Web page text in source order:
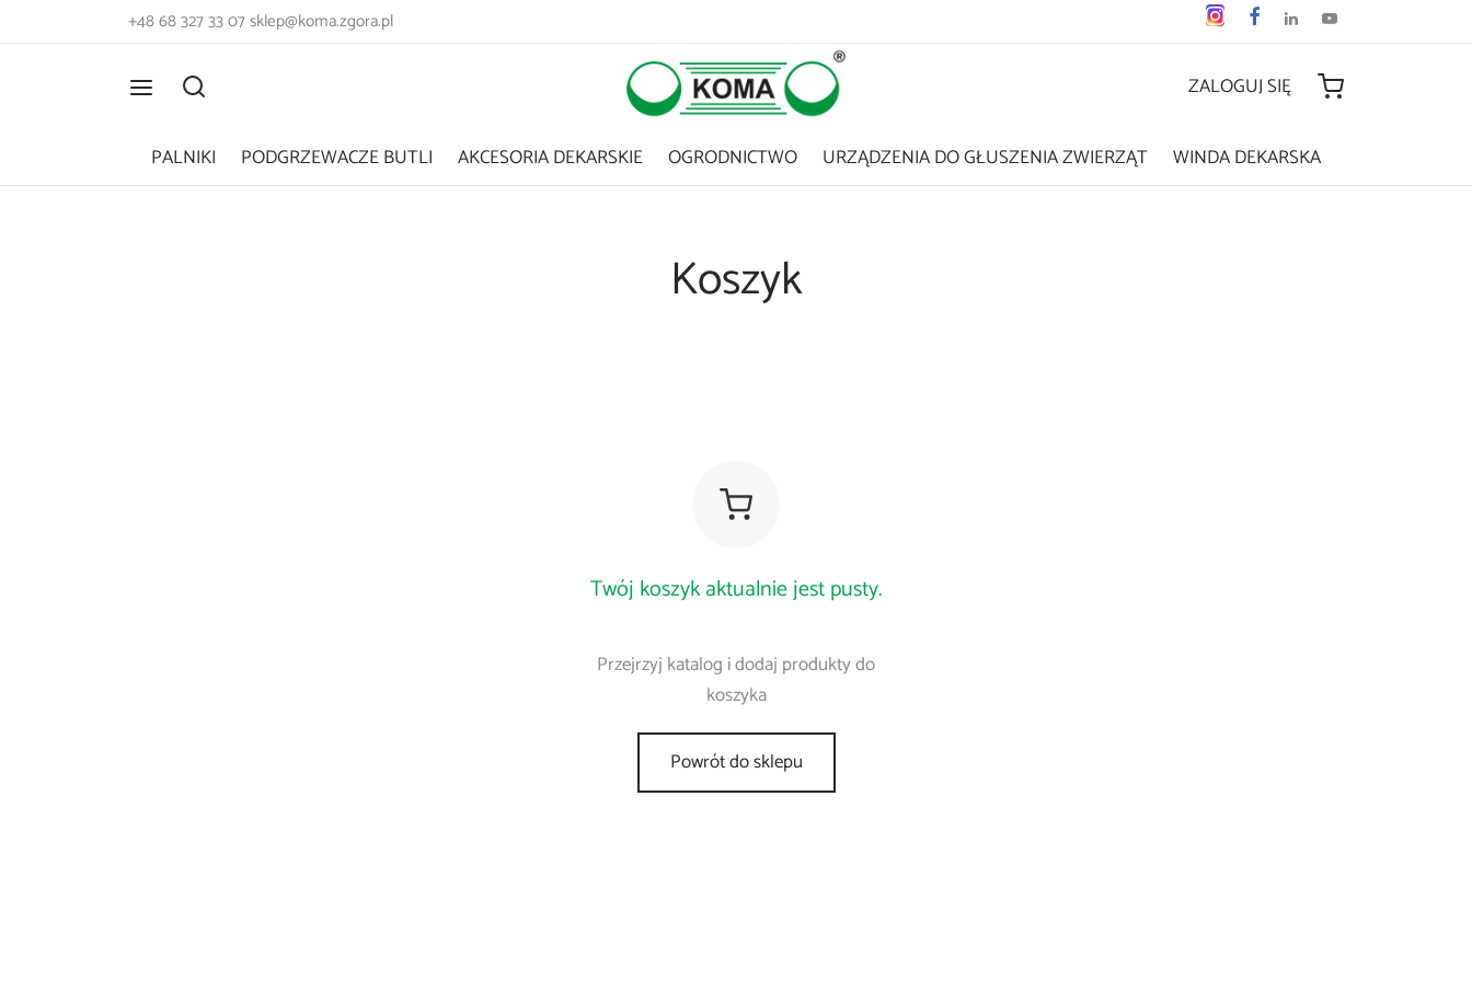
+48 68 327 33 07 sklep@koma.zgora.pl
ZALOGUJ SIĘ
PALNIKI PODGRZEWACZE BUTLI AKCESORIA DEKARSKIE OGRODNICTWO URZĄDZENIA DO GŁUSZENIA ZWIERZĄT WINDA DEKARSKA
Koszyk
Twój koszyk aktualnie jest pusty.
Przejrzyj katalog i dodaj produkty do
koszyka
Powrót do sklepu